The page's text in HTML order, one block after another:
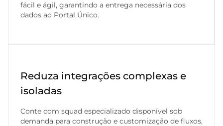
fácil e ágil, garantindo a entrega necessária dos
dados ao Portal Único.
Reduza integrações complexas e
isoladas
Conte com squad especializado disponível sob
demanda para construção e customização de fluxos,